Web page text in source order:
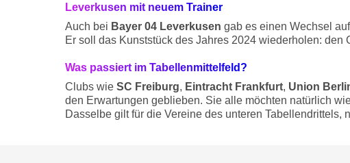
Leverkusen mit neuem Trainer
Auch bei Bayer 04 Leverkusen gab es einen Wechsel
Er soll das Kunststück des Jahres 2024 wiederholen: den
Was passiert im Tabellenmittelfeld?
Clubs wie SC Freiburg, Eintracht Frankfurt, Union
den Erwartungen geblieben. Sie alle möchten natürlich
Dasselbe gilt für die Vereine des unteren Tabellendrittels,